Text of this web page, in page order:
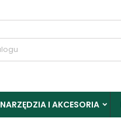
NARZĘDZIA I AKCESORIA